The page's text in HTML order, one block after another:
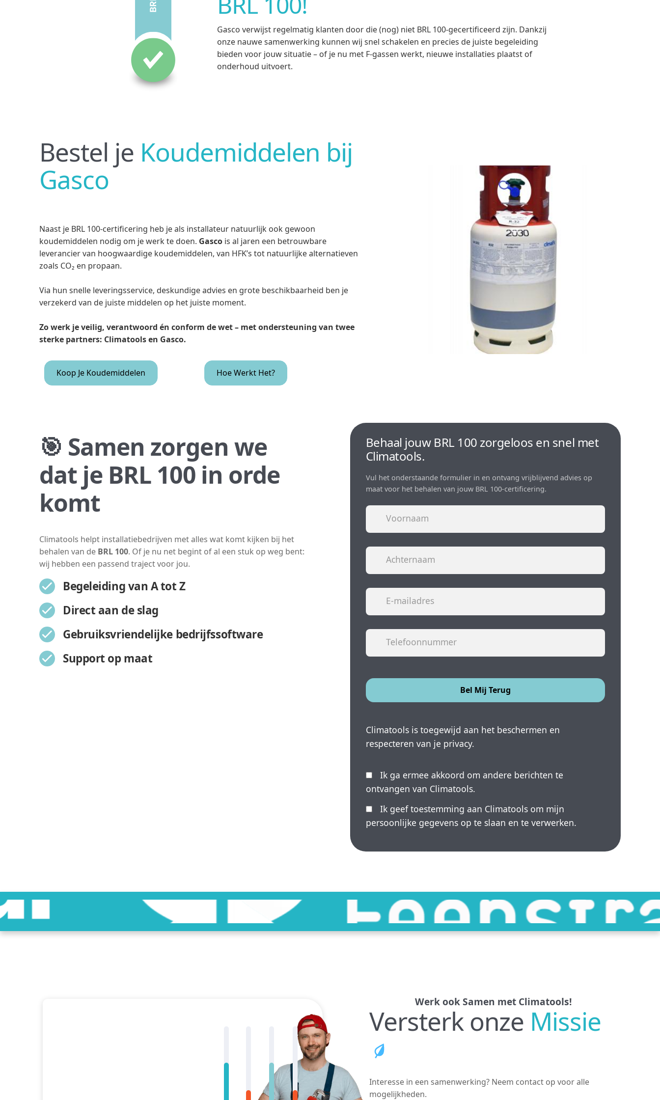
Gasco verwijst regelmatig klanten door die (nog) niet BRL 100-gecertificeerd zijn. Dankzij
onze nauwe samenwerking kunnen wij snel schakelen en precies de juiste begeleiding
bieden voor jouw situatie – of je nu met F-gassen werkt, nieuwe installaties plaatst of
onderhoud uitvoert.
Bestel je Koudemiddelen bij
Gasco
Naast je BRL 100-certificering heb je als installateur natuurlijk ook gewoon
koudemiddelen nodig om je werk te doen. Gasco is al jaren een betrouwbare
leverancier van hoogwaardige koudemiddelen, van HFK’s tot natuurlijke alternatieven
zoals CO₂ en propaan.
Via hun snelle leveringsservice, deskundige advies en grote beschikbaarheid ben je
verzekerd van de juiste middelen op het juiste moment.
Zo werk je veilig, verantwoord én conform de wet – met ondersteuning van twee
sterke partners: Climatools en Gasco.
Koop Je Koudemiddelen Hoe Werkt Het?
🎯 Samen zorgen we
dat je BRL 100 in orde
komt
Climatools helpt installatiebedrijven met alles wat komt kijken bij het
behalen van de BRL 100. Of je nu net begint of al een stuk op weg bent:
wij hebben een passend traject voor jou.
Begeleiding van A tot Z
Direct aan de slag
Gebruiksvriendelijke bedrijfssoftware
Support op maat
Behaal jouw BRL 100 zorgeloos en snel met
Climatools.
Vul het onderstaande formulier in en ontvang vrijblijvend advies op
maat voor het behalen van jouw BRL 100-certificering.
Climatools is toegewijd aan het beschermen en
respecteren van je privacy.
Ik ga ermee akkoord om andere berichten te
ontvangen van Climatools.
Ik geef toestemming aan Climatools om mijn
persoonlijke gegevens op te slaan en te verwerken.
Werk ook Samen met Climatools!
Versterk onze Missie
Interesse in een samenwerking? Neem contact op voor alle
mogelijkheden.